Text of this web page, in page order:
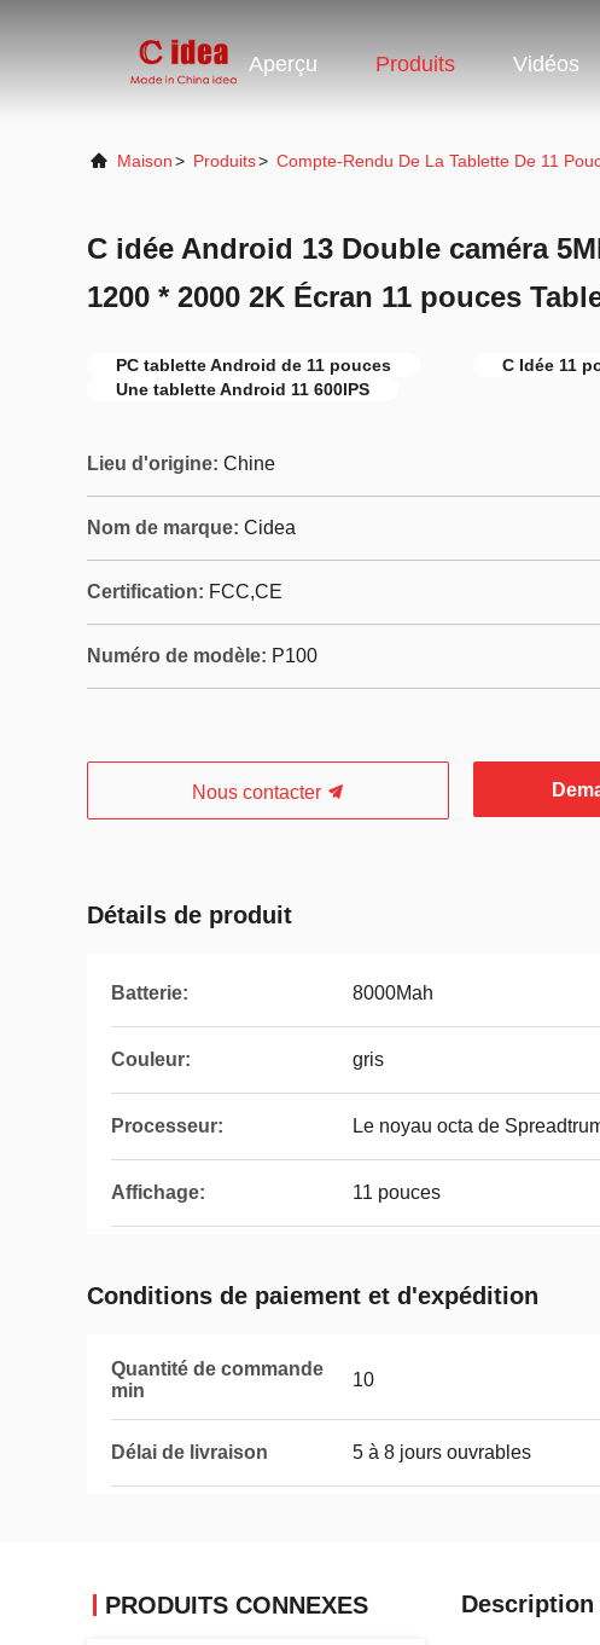
Aperçu Produits Vidéos
Maison> Produits> Compte-Rendu De La Tablette De 11
C idée Android 13 Double caméra
1200 * 2000 2K Écran 11 pouces
PC tablette Android de 11 pouces
C Idée 11
Une tablette Android 11 600IPS
Lieu d'origine: Chine
Nom de marque: Cidea
Certification: FCC,CE
Numéro de modèle: P100
Nous contacter
Détails de produit
Batterie: 8000Mah
Couleur: gris
Processeur: Le noyau octa de
Affichage: 11 pouces
Conditions de paiement et d'expédition
Quantité de commande
min
10
Délai de livraison 5 à 8 jours ouvrables
PRODUITS CONNEXES